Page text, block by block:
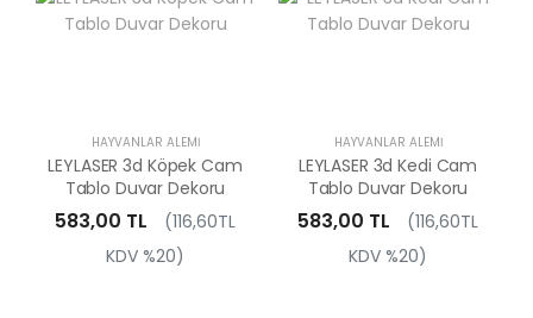
HAYVANLAR ALEMI
LEYLASER 3d Köpek Cam
Tablo Duvar Dekoru
583,00 TL
(116,60TL
KDV %20)
HAYVANLAR ALEMI
LEYLASER 3d Kedi Cam
Tablo Duvar Dekoru
583,00 TL
(116,60TL
KDV %20)